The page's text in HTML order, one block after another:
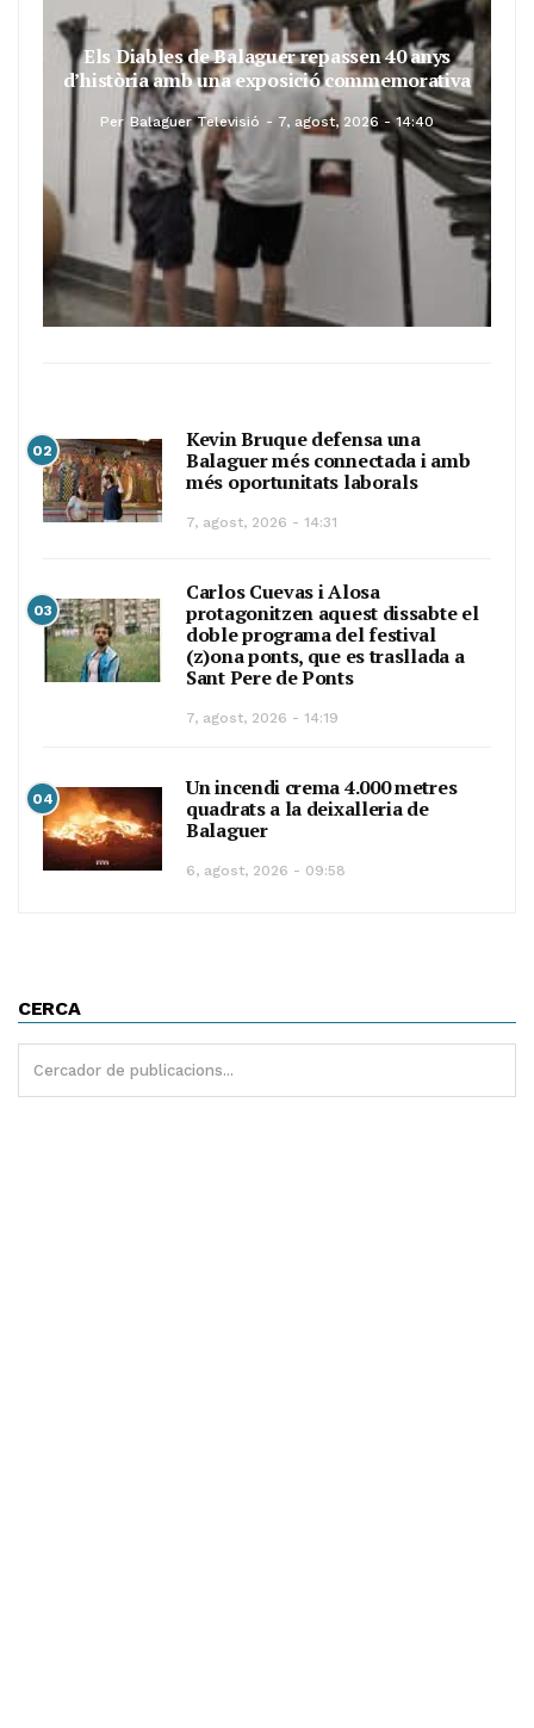
Els Diables de Balaguer repassen 40 anys
d’història amb una exposició commemorativa
Per Balaguer Televisió 7, agost, 2026 - 14:40
02
Kevin Bruque defensa una
Balaguer més connectada i amb
més oportunitats laborals
7, agost, 2026 - 14:31
03
Carlos Cuevas i Alosa
protagonitzen aquest dissabte el
doble programa del festival
(z)ona ponts, que es trasllada a
Sant Pere de Ponts
7, agost, 2026 - 14:19
04
Un incendi crema 4.000 metres
quadrats a la deixalleria de
Balaguer
6, agost, 2026 - 09:58
CERCA